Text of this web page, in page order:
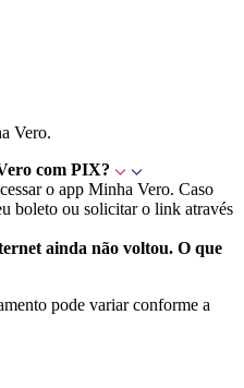
Vero.
com PIX?
o app Minha Vero. Caso
boleto ou solicitar o link através
ainda não voltou. O que
pode variar conforme a